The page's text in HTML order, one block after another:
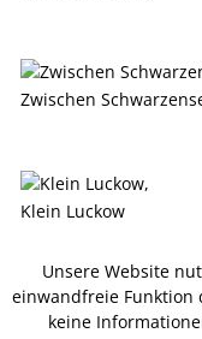
Zwischen
Klein Luckow
Zwischen Plath und
Unsere Website
einwandfreie Funktion
keine